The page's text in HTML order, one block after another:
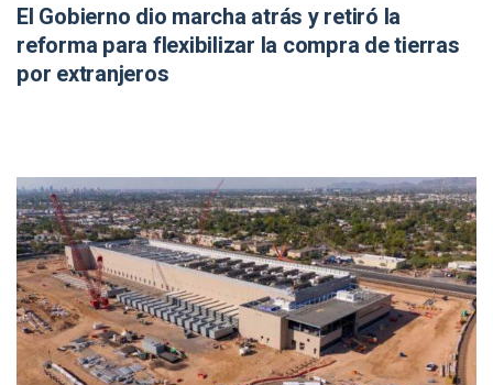
El Gobierno dio marcha atrás y retiró la
reforma para flexibilizar la compra de tierras
por extranjeros